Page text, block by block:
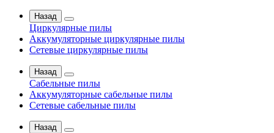
Назад
Циркулярные пилы
Аккумуляторные циркулярные пилы
Сетевые циркулярные пилы
Назад
Сабельные пилы
Аккумуляторные сабельные пилы
Сетевые сабельные пилы
Назад